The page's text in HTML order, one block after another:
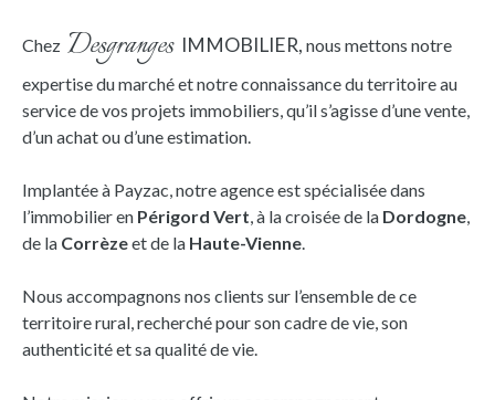
Chez Desgranges IMMOBILIER, nous mettons notre
expertise du marché et notre connaissance du territoire au
service de vos projets immobiliers, qu’il s’agisse d’une vente,
d’un achat ou d’une estimation.
Implantée à Payzac, notre agence est spécialisée dans
l’immobilier en Périgord Vert, à la croisée de la Dordogne,
de la Corrèzeet de la Haute-Vienne.
Nous accompagnons nos clients sur l’ensemble de ce
territoire rural, recherché pour son cadre de vie, son
authenticité et sa qualité de vie.